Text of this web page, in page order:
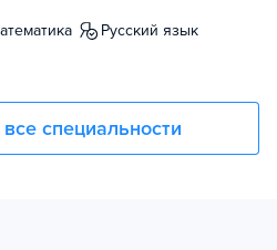
математика
русский язык
специальности